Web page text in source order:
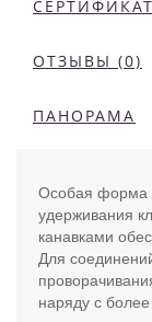
ОТЗЫВЫ (0)
ПАНОРАМА
Особая форма
удерживания
канавками
Для
наряду с